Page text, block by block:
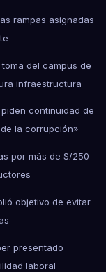
rampas asignadas
del campus de
infraestructura
continuidad de
la corrupción»
por más de S/250
objetivo de evitar
presentado
laboral